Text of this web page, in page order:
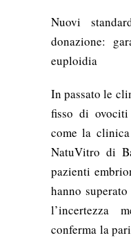
Nuovi
donazione:
euploidia
In passato le
fisso di
come la
NatuVitro di
pazienti
hanno
l’incertezza
conferma la